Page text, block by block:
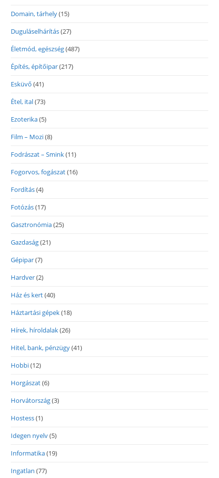
Domain, tárhely(15)
Duguláselhárítás(27)
Életmód, egészség(487)
Építés, építőipar(217)
Esküvő (41)
Étel, ital(73)
Ezoterika(5)
Film – Mozi(8)
Fodrászat – Smink(11)
Fogorvos, fogászat(16)
Fordítás(4)
Fotózás(17)
Gasztronómia(25)
Gazdaság(21)
Gépipar(7)
Hardver(2)
Ház és kert(40)
Háztartási gépek(18)
Hírek, híroldalak(26)
Hitel, bank, pénzügy(41)
Hobbi(12)
Horgászat(6)
Horvátország(3)
Hostess(1)
Idegen nyelv(5)
Informatika(19)
Ingatlan (77)